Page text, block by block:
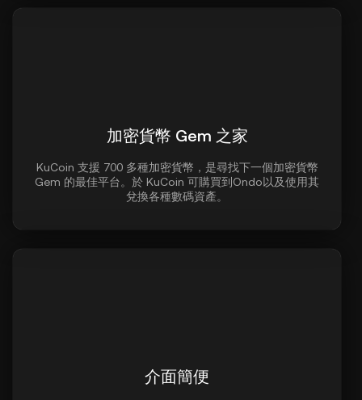
加密貨幣 Gem 之家
KuCoin 支援 700 多種加密貨幣，是尋找下一個加密貨幣
Gem 的最佳平台。於 KuCoin 可購買到Ondo以及使用其
兌換各種數碼資產。
介面簡便